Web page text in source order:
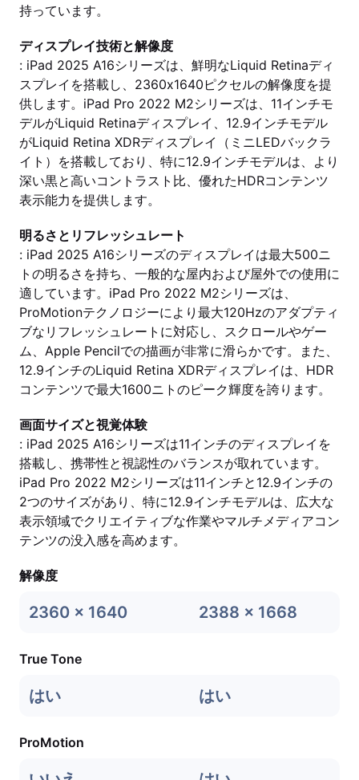
持っています。
ディスプレイ技術と解像度
: iPad 2025 A16シリーズは、鮮明なLiquid Retinaディ
スプレイを搭載し、2360x1640ピクセルの解像度を提
供します。iPad Pro 2022 M2シリーズは、11インチモ
デルがLiquid Retinaディスプレイ、12.9インチモデル
がLiquid Retina XDRディスプレイ（ミニLEDバックラ
イト）を搭載しており、特に12.9インチモデルは、より
深い黒と高いコントラスト比、優れたHDRコンテンツ
表示能力を提供します。
明るさとリフレッシュレート
: iPad 2025 A16シリーズのディスプレイは最大500ニ
トの明るさを持ち、一般的な屋内および屋外での使用に
適しています。iPad Pro 2022 M2シリーズは、
ProMotionテクノロジーにより最大120Hzのアダプティ
ブなリフレッシュレートに対応し、スクロールやゲー
ム、Apple Pencilでの描画が非常に滑らかです。また、
12.9インチのLiquid Retina XDRディスプレイは、HDR
コンテンツで最大1600ニトのピーク輝度を誇ります。
画面サイズと視覚体験
: iPad 2025 A16シリーズは11インチのディスプレイを
搭載し、携帯性と視認性のバランスが取れています。
iPad Pro 2022 M2シリーズは11インチと12.9インチの
2つのサイズがあり、特に12.9インチモデルは、広大な
表示領域でクリエイティブな作業やマルチメディアコン
テンツの没入感を高めます。
解像度
2360 x 1640 2388 x 1668
True Tone
はい はい
ProMotion